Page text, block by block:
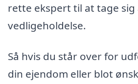
rette ekspert til at tage sig
vedligeholdelse.
Så hvis du står over for
din ejendom eller blot